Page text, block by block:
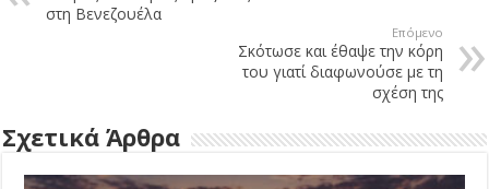
στη Βενεζουέλα
Επόμενο
Σκότωσε και έθαψε την κόρη
του γιατί διαφωνούσε με τη
σχέση της
Σχετικά Άρθρα